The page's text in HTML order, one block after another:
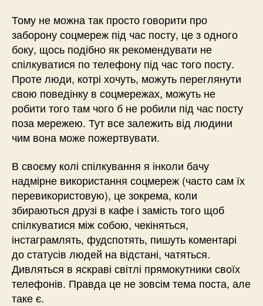
Тому не можна так просто говорити про
заборону соцмереж під час посту, це з одного
боку, щось подібно як рекомендувати не
спілкуватися по телефону під час того посту.
Проте люди, котрі хочуть, можуть переглянути
свою поведінку в соцмережах, можуть не
робити того там чого б не робили під час посту
поза мережею. Тут все залежить від людини
чим вона може пожертвувати.
В своєму колі спілкування я інколи бачу
надмірне використання соцмереж (часто сам їх
перевикористовую), це зокрема, коли
збираються друзі в кафе і замість того щоб
спілкуватися між собою, чекіняться,
інстаграмлять, фудспотять, пишуть коментарі
до статусів людей на відстані, чатяться.
Дивляться в яскраві світлі прямокутники своїх
телефонів. Правда це не зовсім тема поста, але
таке є.